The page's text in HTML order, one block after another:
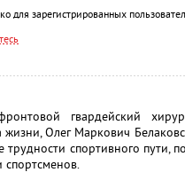
для зарегистрированных
фронтовой гвардейский
жизни, Олег Маркович
спортивного пути,